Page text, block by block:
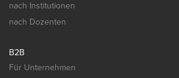
nach Institutionen
nach Dozenten
B2B
Für Unternehmen